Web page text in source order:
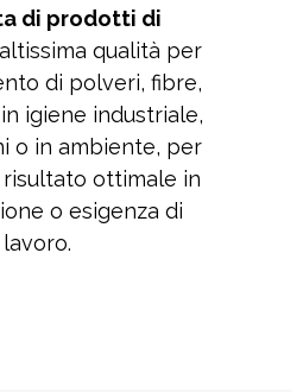
di prodotti di
qualità per
di polveri, fibre,
igiene industriale,
o in ambiente, per
ottimale in
o esigenza di
lavoro.